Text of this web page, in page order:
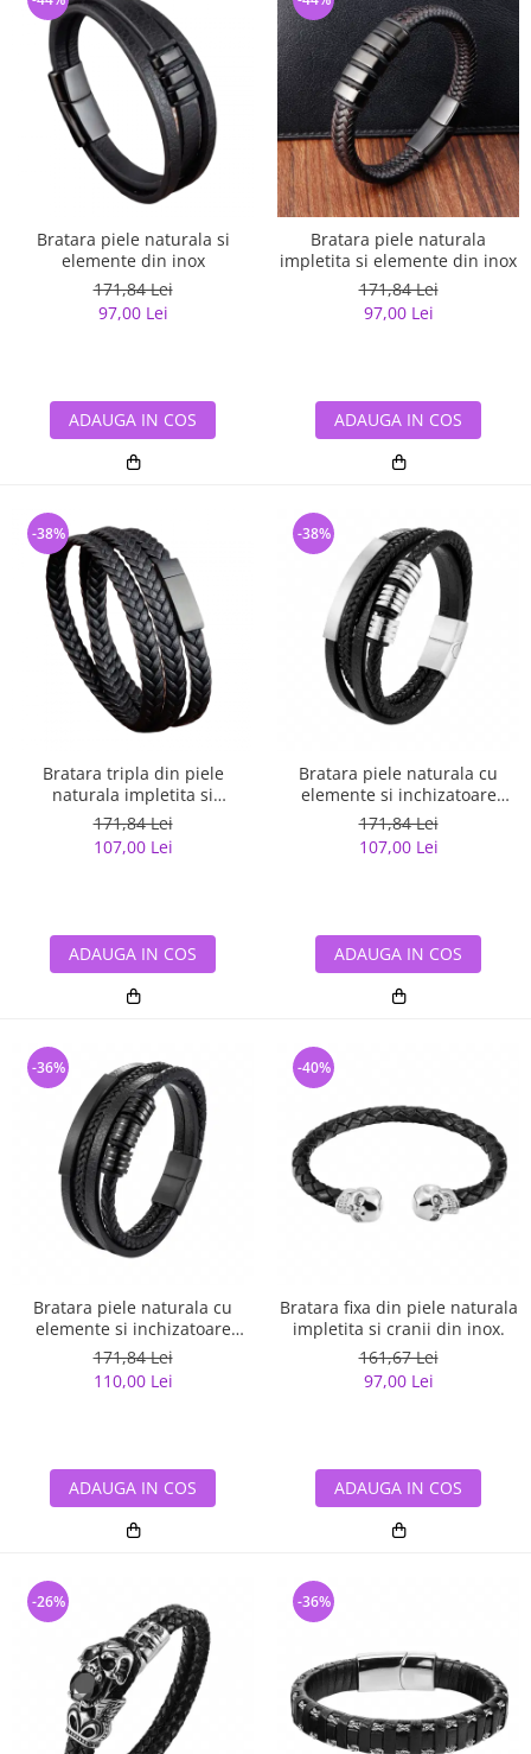
Bratara piele naturala si
elemente din inox
171,84 Lei
97,00 Lei
ADAUGA IN COS
Bratara piele naturala
impletita si elemente din inox
171,84 Lei
97,00 Lei
ADAUGA IN COS
Bratara tripla din piele
naturala impletita si
inchizatoare din inox
171,84 Lei
107,00 Lei
-38%
ADAUGA IN COS
Bratara piele naturala cu
elemente si inchizatoare
argintii din inox
171,84 Lei
107,00 Lei
-38%
ADAUGA IN COS
Bratara piele naturala cu
elemente si inchizatoare
negre din inox
171,84 Lei
110,00 Lei
-36%
ADAUGA IN COS
Bratara fixa din piele naturala
impletita si cranii din inox.
161,67 Lei
97,00 Lei
-40%
ADAUGA IN COS
-26% -36%